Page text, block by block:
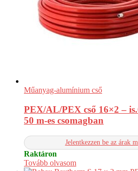
Műanyag-alumínium cső
PEX/AL/PEX cső 16×2 –
50 m-es csomagban
Jelentkezzen be az árak
Raktáron
Tovább olvasom